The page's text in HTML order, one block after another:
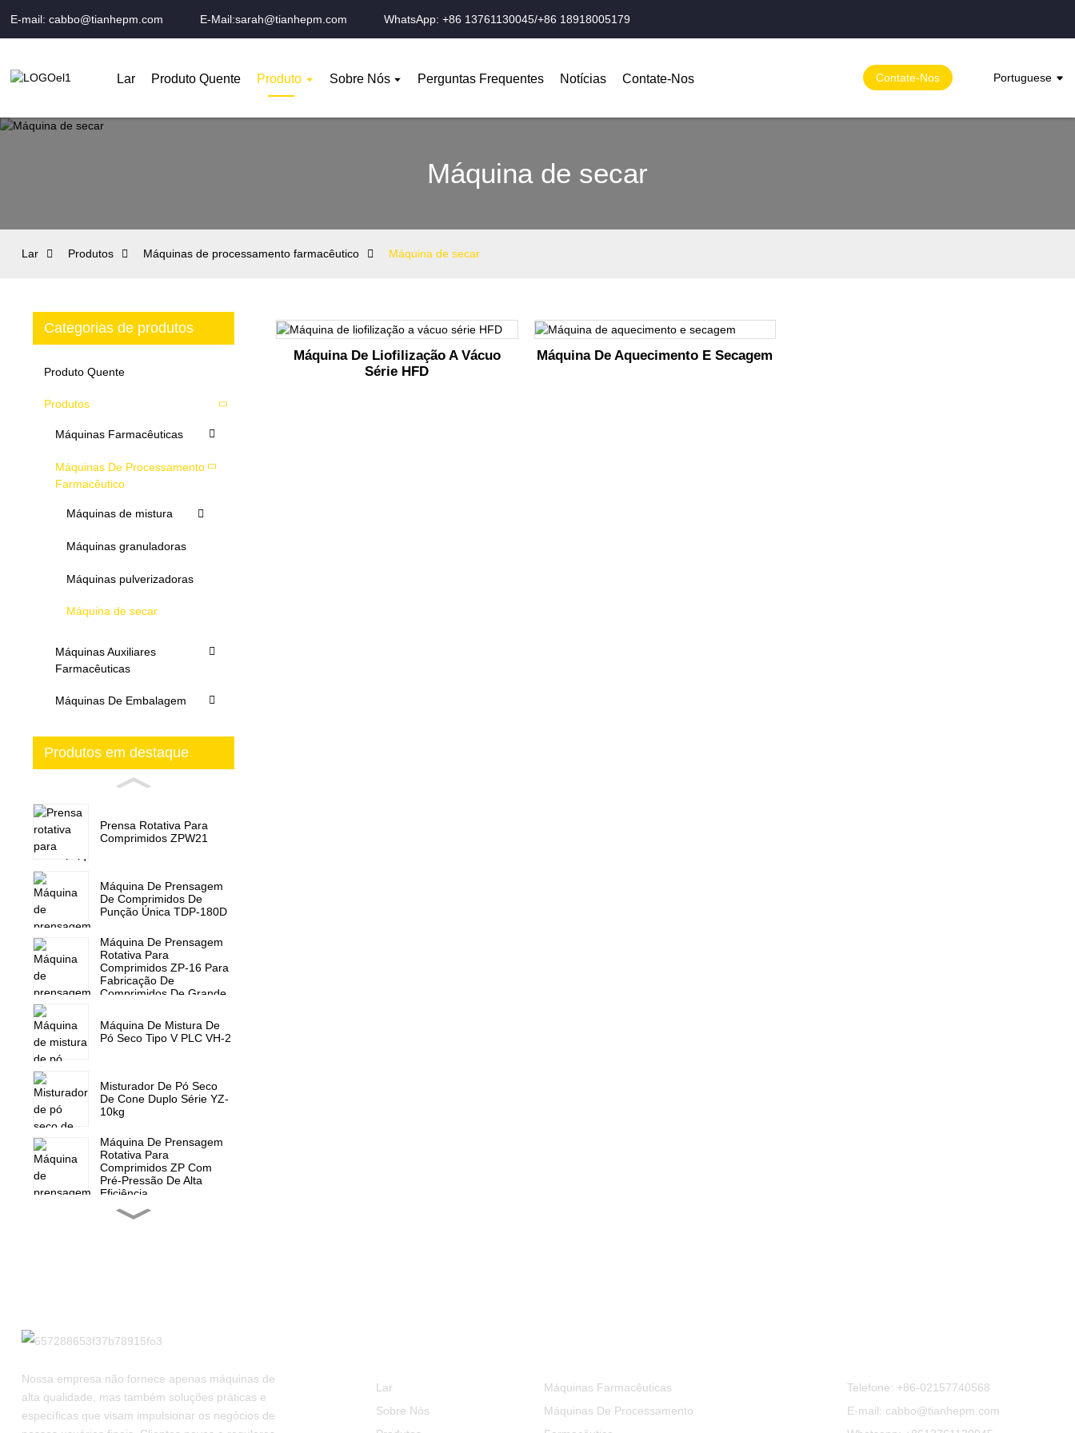
E-mail: cabbo@tianhepm.com E-Mail:sarah@tianhepm.com WhatsApp: +86 13761130045/+86 18918005179
Lar Produto Quente Produto Sobre Nós Perguntas Frequentes Notícias Contate-Nos Contate-Nos Portuguese
Máquina de secar
Lar Produtos Máquinas de processamento farmacêutico Máquina de secar
Categorias de produtos
Produto Quente
Produtos
Máquinas Farmacêuticas
Máquinas De Processamento
Farmacêutico
Máquinas de mistura
Máquinas granuladoras
Máquinas pulverizadoras
Máquina de secar
Máquinas Auxiliares
Farmacêuticas
Máquinas De Embalagem
Produtos em destaque
Prensa Rotativa Para
Comprimidos ZPW21
Máquina De Prensagem
De Comprimidos De
Punção Única TDP-180D
Máquina De Prensagem
Rotativa Para
Comprimidos ZP-16 Para
Fabricação De
Comprimidos De Grande
Máquina De Mistura De
Pó Seco Tipo V PLC VH-2
Misturador De Pó Seco
De Cone Duplo Série YZ-
10kg
Máquina De Prensagem
Rotativa Para
Comprimidos ZP Com
Pré-Pressão De Alta
Eficiência
Máquina De Prensagem
Máquina De Enchimento
1200
Máquina De Enchimento
Máquina De Liofilização A Vácuo
Série HFD
Máquina De Aquecimento E Secagem
Nossa empresa não fornece apenas máquinas de
alta qualidade, mas também soluções práticas e
específicas que visam impulsionar os negócios de
Lar
Sobre Nós
Máquinas Farmacêuticas
Máquinas De Processamento
Telefone: +86-02157740568
E-mail: cabbo@tianhepm.com